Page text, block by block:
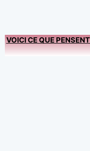
VOICI CE QUE